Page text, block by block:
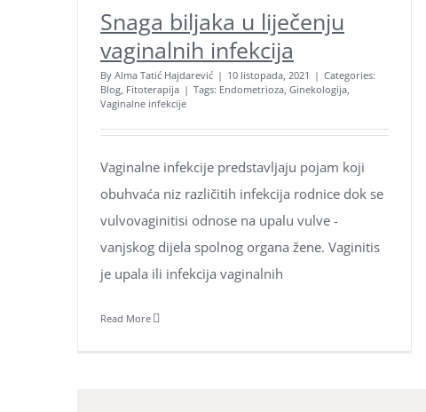
Snaga biljaka u liječenju
vaginalnih infekcija
By Alma Tatić Hajdarević | 10 listopada, 2021 | Categories:
Blog Fitoterapija | Tags: Endometrioza Ginekologija
Vaginalne infekcije
Vaginalne infekcije predstavljaju pojam koji
obuhvaća niz različitih infekcija rodnice dok se
vulvovaginitisi odnose na upalu vulve -
vanjskog dijela spolnog organa žene. Vaginitis
je upala ili infekcija vaginalnih
Read More
Aroma Hominis j.d.o.o.
Prirodne terapije za um i tijelo
OIB: 31131798221
Adresa: Jarušćica 11, Zagreb 10000
tel:+385 98 1623 116